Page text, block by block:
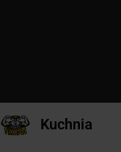
Kuchnia